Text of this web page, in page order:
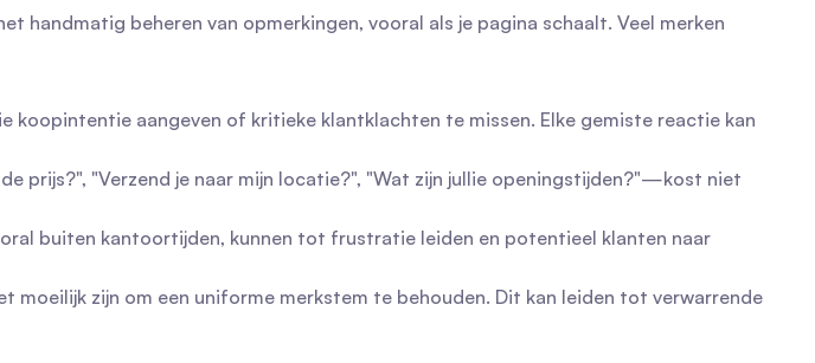
handmatig beheren van opmerkingen, vooral als je pagina schaalt. Veel merken
koopintentie aangeven of kritieke klantklachten te missen. Elke gemiste reactie kan
prijs?", "Verzend je naar mijn locatie?", "Wat zijn jullie openingstijden?"—kost niet
buiten kantoortijden, kunnen tot frustratie leiden en potentieel klanten naar
moeilijk zijn om een uniforme merkstem te behouden. Dit kan leiden tot verwarrende